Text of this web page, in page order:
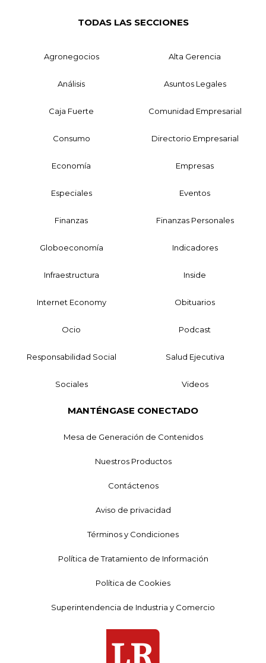
TODAS LAS SECCIONES
Agronegocios Alta Gerencia
Análisis Asuntos Legales
Caja Fuerte Comunidad Empresarial
Consumo Directorio Empresarial
Economía Empresas
Especiales Eventos
Finanzas Finanzas Personales
Globoeconomía Indicadores
Infraestructura Inside
Internet Economy Obituarios
Ocio Podcast
Responsabilidad Social Salud Ejecutiva
Sociales Videos
MANTÉNGASE CONECTADO
Mesa de Generación de Contenidos
Nuestros Productos
Contáctenos
Aviso de privacidad
Términos y Condiciones
Política de Tratamiento de Información
Política de Cookies
Superintendencia de Industria y Comercio